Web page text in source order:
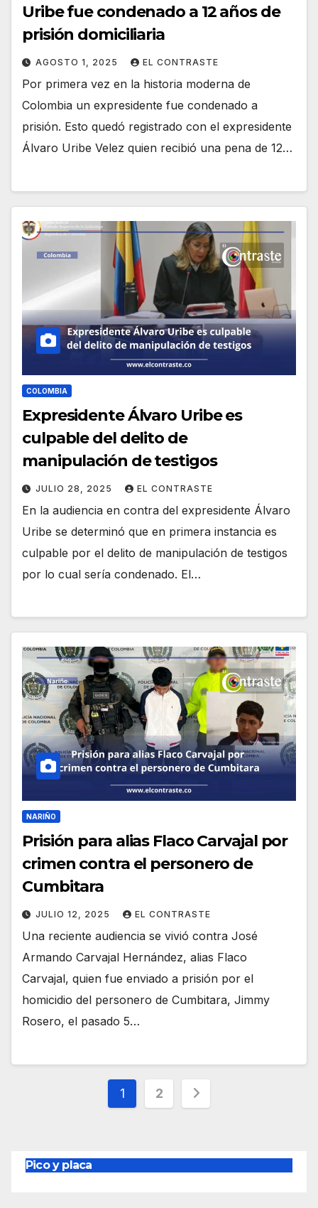
Uribe fue condenado a 12 años de
prisión domiciliaria
AGOSTO 1, 2025 EL CONTRASTE
Por primera vez en la historia moderna de
Colombia un expresidente fue condenado a
prisión. Esto quedó registrado con el expresidente
Álvaro Uribe Velez quien recibió una pena de 12…
COLOMBIA
Expresidente Álvaro Uribe es
culpable del delito de
manipulación de testigos
JULIO 28, 2025 EL CONTRASTE
En la audiencia en contra del expresidente Álvaro
Uribe se determinó que en primera instancia es
culpable por el delito de manipulación de testigos
por lo cual sería condenado. El…
NARIÑO
Prisión para alias Flaco Carvajal por
crimen contra el personero de
Cumbitara
JULIO 12, 2025 EL CONTRASTE
Una reciente audiencia se vivió contra José
Armando Carvajal Hernández, alias Flaco
Carvajal, quien fue enviado a prisión por el
homicidio del personero de Cumbitara, Jimmy
Rosero, el pasado 5…
Paginación
entradas
1 2
Pico y placa